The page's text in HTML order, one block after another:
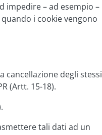
impedire – ad esempio –
i cookie vengono
cancellazione degli stessi
(Artt. 15-18).
tali dati ad un